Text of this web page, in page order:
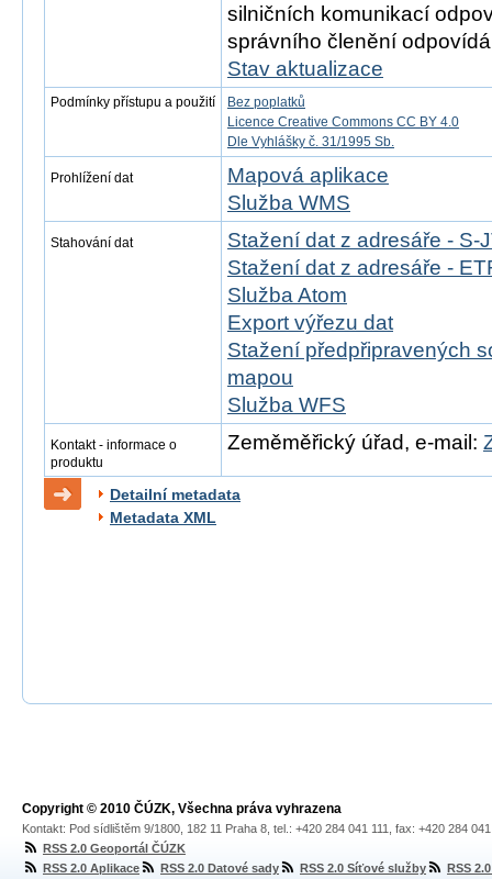
silničních komunikací
správního členění
Stav aktualizace
Podmínky přístupu a použití
Bez poplatků
Licence Creative Commons CC BY 4.0
Dle Vyhlášky č. 31/1995 Sb.
Prohlížení dat
Mapová aplikace
Služba WMS
Stahování dat
Stažení dat z adresáře - S-
Stažení dat z adresáře -
Služba Atom
Export výřezu dat
Stažení předpřipravených
mapou
Služba WFS
Kontakt - informace o
produktu
Zeměměřický úřad, e-mail:
Detailní metadata
Metadata XML
Copyright © 2010 ČÚZK, Všechna práva vyhrazena
Kontakt: Pod sídlištěm 9/1800, 182 11 Praha 8, tel.: +420 284 041 111, fax: +420 284
RSS 2.0 Geoportál ČÚZK
RSS 2.0 Aplikace
RSS 2.0 Datové sady RSS 2.0 Síťové služby RSS